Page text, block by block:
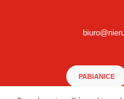
PABIANICE